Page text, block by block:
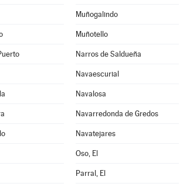
Muñogalindo
Muñotello
Narros de Saldueña
Navaescurial
Navalosa
Navarredonda de Gredos
Navatejares
Oso, El
Parral, El